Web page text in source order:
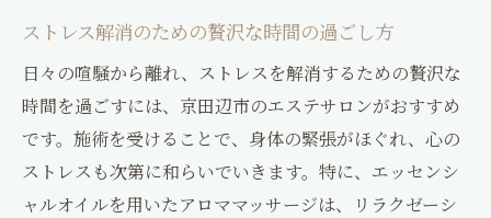
ストレス解消のための贅沢な時間の過ごし方
日々の喧騒から離れ、ストレスを解消するための贅沢な
時間を過ごすには、京田辺市のエステサロンがおすすめ
です。施術を受けることで、身体の緊張がほぐれ、心の
ストレスも次第に和らいでいきます。特に、エッセンシ
ャルオイルを用いたアロママッサージは、リラクゼーシ